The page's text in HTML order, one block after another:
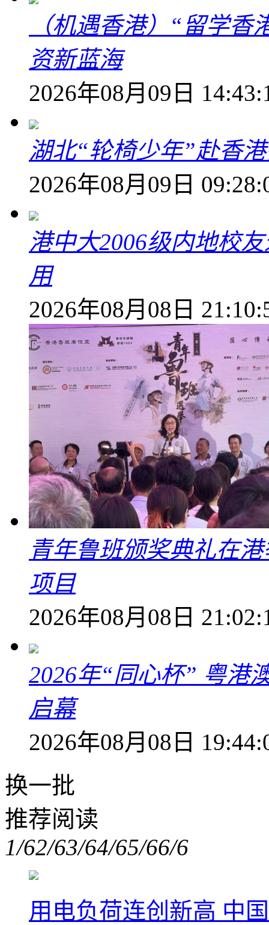
（机遇香港）“留学
资新蓝海
2026年08月09日
湖北“轮椅少年”赴香
2026年08月09日
港中大2006级内地校
用
2026年08月08日
青年鲁班颁奖典礼在
项目
2026年08月08日
2026年“同心杯” 粤港
启幕
2026年08月08日
换一批
推荐阅读
1/62/63/64/65/66/6
用电负荷连创新高 中